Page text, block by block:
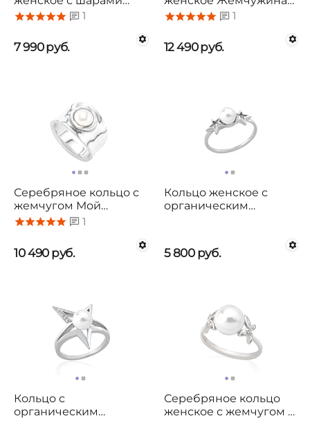
Основа UNOde50 Pick
1
7 990руб.
мудрости UNOde50
1
12 490руб.
Серебряное кольцо с
жемчугом Мой
талисман UNOde50
1
10 490 руб.
Кольцо женское с
органическим
5 800 руб.
Кольцо с
органическим
Серебряное кольцо
женское с жемчугом и